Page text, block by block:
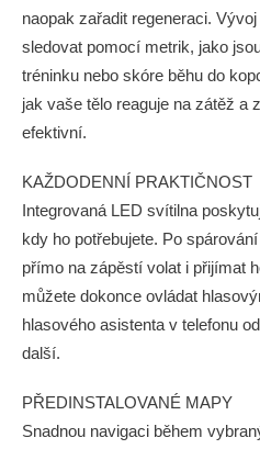
naopak zařadit regeneraci.
sledovat pomocí metrik, jako
tréninku nebo skóre běhu do
jak vaše tělo reaguje na zátěž a
efektivní.
KAŽDODENNÍ PRAKTIČNOST
Integrovaná LED svítilna
kdy ho potřebujete. Po
přímo na zápěstí volat i přijímat
můžete dokonce ovládat
hlasového asistenta v telefonu
další.
PŘEDINSTALOVANÉ MAPY
Snadnou navigaci během